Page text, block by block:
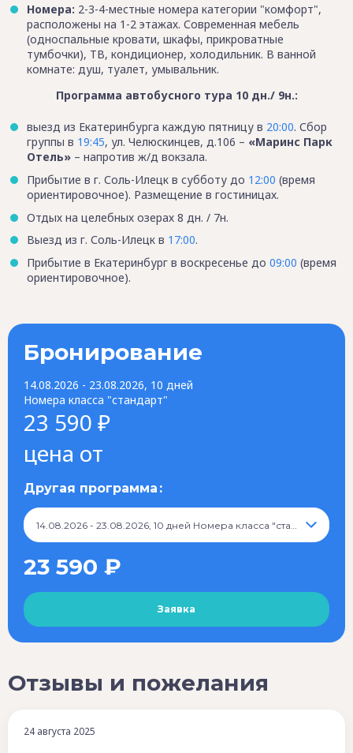
Номера: 2-3-4-местные номера категории "комфорт",
расположены на 1-2 этажах. Современная мебель
(односпальные кровати, шкафы, прикроватные
тумбочки), ТВ, кондиционер, холодильник. В ванной
комнате: душ, туалет, умывальник.
Программа автобусного тура 10 дн./ 9н.:
выезд из Екатеринбурга каждую пятницу в 20:00. Сбор
группы в 19:45, ул. Челюскинцев, д.106 – «Маринс Парк
Отель» – напротив ж/д вокзала.
Прибытие в г. Соль-Илецк в субботу до 12:00 (время
ориентировочное). Размещение в гостиницах.
Отдых на целебных озерах 8 дн. / 7н.
Выезд из г. Соль-Илецк в 17:00.
Прибытие в Екатеринбург в воскресенье до 09:00 (время
ориентировочное).
Бронирование
14.08.2026 - 23.08.2026, 10 дней
Номера класса "стандарт"
23 590 ₽
цена от
Другая программа
14.08.2026 - 23.08.2026, 10 дней Номера класса "стандарт", 23 590 ₽
23 590 ₽
Отзывы и пожелания
24 августа 2025